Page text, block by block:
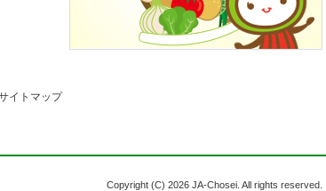
イトマップ
Copyright (C) 2026 JA-Chosei. All rights reserved.